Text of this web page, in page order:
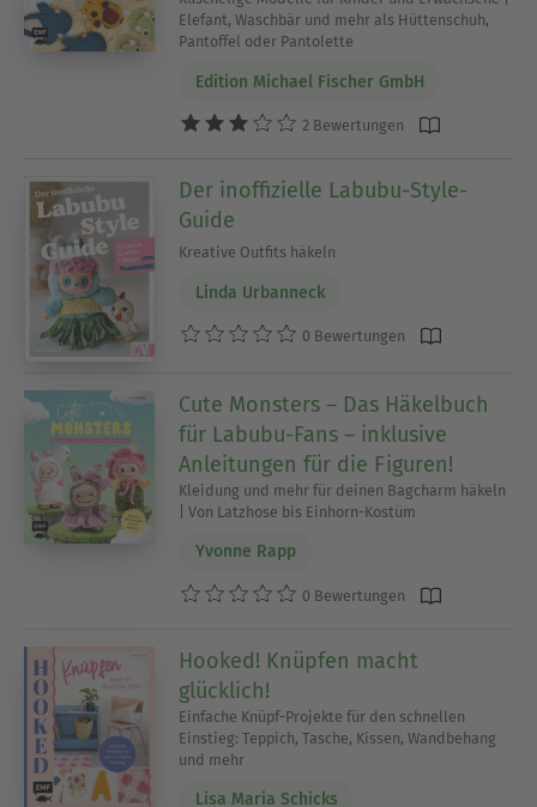
Elefant, Waschbär und mehr als Hüttenschuh,
Pantoffel oder Pantolette
Edition Michael Fischer GmbH
2 Bewertungen
Der inoffizielle Labubu-Style-
Guide
Kreative Outfits häkeln
Linda Urbanneck
0 Bewertungen
Cute Monsters – Das Häkelbuch
für Labubu-Fans – inklusive
Anleitungen für die Figuren!
Kleidung und mehr für deinen Bagcharm häkeln
| Von Latzhose bis Einhorn-Kostüm
Yvonne Rapp
0 Bewertungen
Hooked! Knüpfen macht
glücklich!
Einfache Knüpf-Projekte für den schnellen
Einstieg: Teppich, Tasche, Kissen, Wandbehang
und mehr
Lisa Maria Schicks